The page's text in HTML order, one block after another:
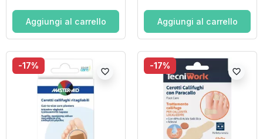
Aggiungi al carrello Aggiungi al carrello
-17%
favorite_border
-17%
favorite_border